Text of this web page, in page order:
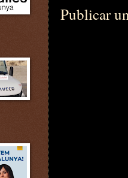
Publicar